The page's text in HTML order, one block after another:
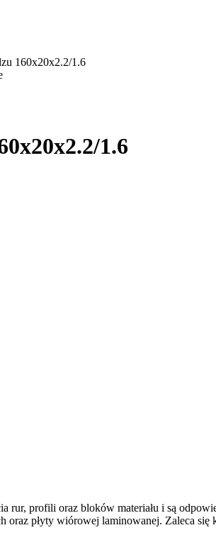
160x20x2.2/1.6
1.6
rur, profili oraz bloków materiału i są
płyty wiórowej laminowanej. Zaleca